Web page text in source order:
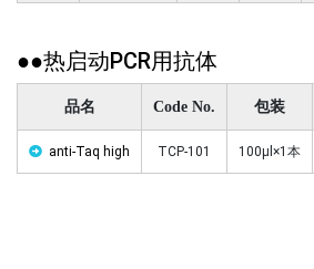
●●热启动PCR用抗体
品名 Code No. 包装
anti-Taq high TCP-101 100μl×1本